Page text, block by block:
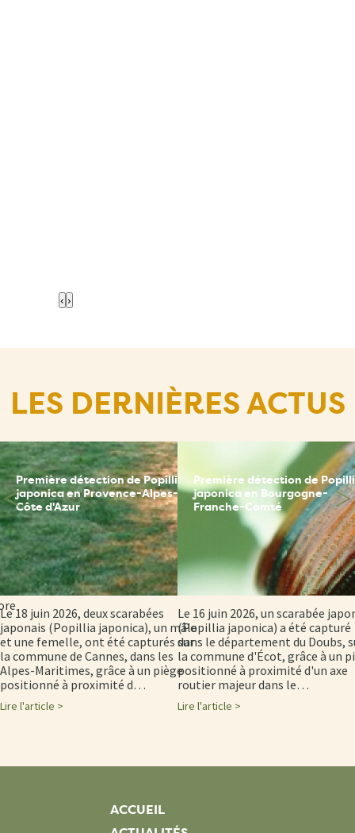
‹ ›
LES DERNIÈRES ACTUS
Première détection de Popillia
japonica en Provence-Alpes-
Côte d'Azur
Le 18 juin 2026, deux scarabées
japonais (Popillia japonica), un mâle
et une femelle, ont été capturés sur
la commune de Cannes, dans les
Alpes-Maritimes, grâce à un piège
positionné à proximité d…
Lire l'article >
Première détection de
japonica en Bourgogne-
Franche-Comté
Le 16 juin 2026, un scarabée
(Popillia japonica) a été capturé
dans le département du Doubs,
la commune d'Écot, grâce à un
positionné à proximité d'un axe
routier majeur dans le…
Lire l'article >
ACCUEIL